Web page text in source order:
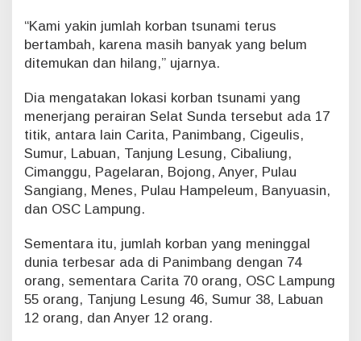
S
u
n
a
“Kami yakin jumlah korban tsunami terus
bertambah, karena masih banyak yang belum
ditemukan dan hilang,” ujarnya.
Dia mengatakan lokasi korban tsunami yang
menerjang perairan Selat Sunda tersebut ada 17
titik, antara lain Carita, Panimbang, Cigeulis,
Sumur, Labuan, Tanjung Lesung, Cibaliung,
Cimanggu, Pagelaran, Bojong, Anyer, Pulau
Sangiang, Menes, Pulau Hampeleum, Banyuasin,
dan OSC Lampung.
Sementara itu, jumlah korban yang meninggal
dunia terbesar ada di Panimbang dengan 74
orang, sementara Carita 70 orang, OSC Lampung
55 orang, Tanjung Lesung 46, Sumur 38, Labuan
12 orang, dan Anyer 12 orang.